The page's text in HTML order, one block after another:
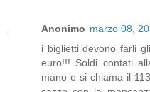
Anonimo marzo 08,
i biglietti devono farli
euro!!! Soldi contati
mano e si chiama il